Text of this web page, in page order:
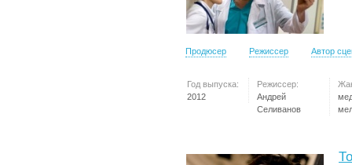
Продюсер Режиссер Автор
Год выпуска:
2012
Режиссер:
Андрей
Селиванов